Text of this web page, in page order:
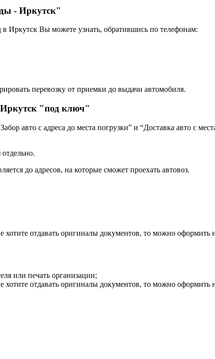
- Иркутск"
Иркутск Вы можете узнать, обратившись по телефонам:
перевозку от приемки до выдачи автомобиля.
Иркутск "под ключ"
авто с адреса до места погрузки” и “Доставка авто с
до адресов, на которые сможет проехать автовоз.
отдавать оригиналы документов, то можно оформить
или печать организации;
отдавать оригиналы документов, то можно оформить